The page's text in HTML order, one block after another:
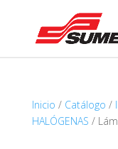
Inicio / Catálogo /
HALÓGENAS /